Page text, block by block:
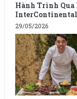
Hành Trình
29/05/2026